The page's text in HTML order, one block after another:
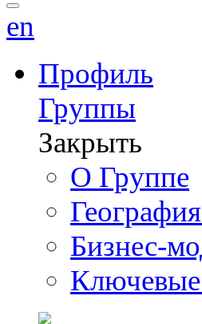
en
Профиль
Группы
Закрыть
О Группе
Бизнес-
Ключевые